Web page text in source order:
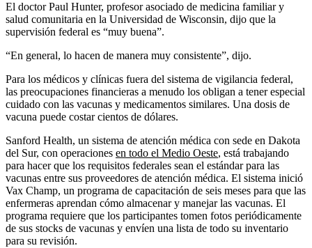
El doctor Paul Hunter, profesor asociado de medicina familiar y
salud comunitaria en la Universidad de Wisconsin, dijo que la
supervisión federal es “muy buena”.
“En general, lo hacen de manera muy consistente”, dijo.
Para los médicos y clínicas fuera del sistema de vigilancia federal,
las preocupaciones financieras a menudo los obligan a tener especial
cuidado con las vacunas y medicamentos similares. Una dosis de
vacuna puede costar cientos de dólares.
Sanford Health, un sistema de atención médica con sede en Dakota
del Sur, con operaciones en todo el Medio Oeste, está trabajando
para hacer que los requisitos federales sean el estándar para las
vacunas entre sus proveedores de atención médica. El sistema inició
Vax Champ, un programa de capacitación de seis meses para que las
enfermeras aprendan cómo almacenar y manejar las vacunas. El
programa requiere que los participantes tomen fotos periódicamente
de sus stocks de vacunas y envíen una lista de todo su inventario
para su revisión.